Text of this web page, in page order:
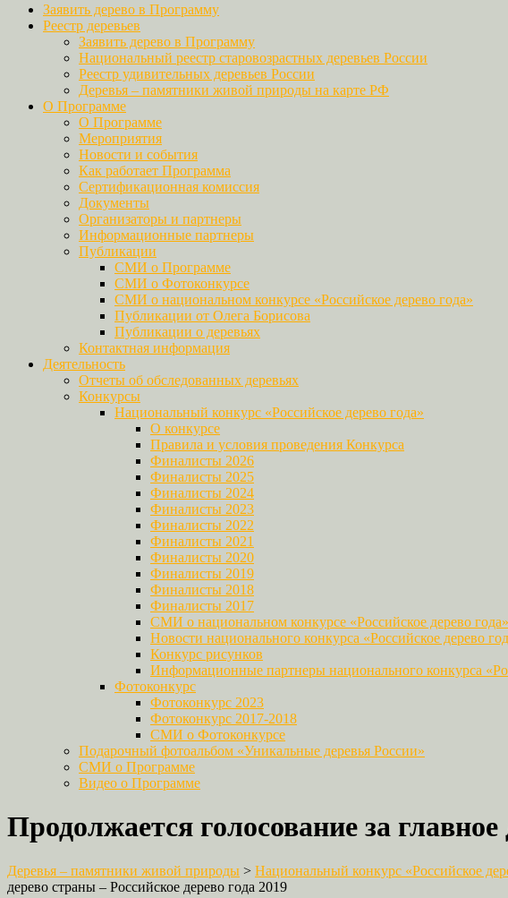
Заявить дерево в Программу
Реестр деревьев
Заявить дерево в Программу
Национальный реестр старовозрастных деревьев России
Реестр удивительных деревьев России
Деревья – памятники живой природы на карте РФ
О Программе
О Программе
Мероприятия
Новости и события
Как работает Программа
Сертификационная комиссия
Документы
Организаторы и партнеры
Информационные партнеры
Публикации
СМИ о Программе
СМИ о Фотоконкурсе
СМИ о национальном конкурсе «Российское дерево года»
Публикации от Олега Борисова
Публикации о деревьях
Контактная информация
Деятельность
Отчеты об обследованных деревьях
Конкурсы
Национальный конкурс «Российское дерево года»
О конкурсе
Правила и условия проведения Конкурса
Финалисты 2026
Финалисты 2025
Финалисты 2024
Финалисты 2023
Финалисты 2022
Финалисты 2021
Финалисты 2020
Финалисты 2019
Финалисты 2018
Финалисты 2017
СМИ о национальном конкурсе «Российское дерево года»
Новости национального конкурса «Российское дерево
Конкурс рисунков
Информационные партнеры национального конкурса
Фотоконкурс
Фотоконкурс 2023
Фотоконкурс 2017-2018
СМИ о Фотоконкурсе
Подарочный фотоальбом «Уникальные деревья России»
СМИ о Программе
Видео о Программе
Продолжается голосование за
Деревья – памятники живой природы > Национальный конкурс «Российское
дерево страны – Российское дерево года 2019